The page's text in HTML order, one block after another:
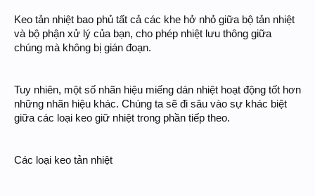
Keo tản nhiệt bao phủ tất cả các khe hở nhỏ giữa bộ tản nhiệt
và bộ phận xử lý của bạn, cho phép nhiệt lưu thông giữa
chúng mà không bị gián đoạn.
Tuy nhiên, một số nhãn hiệu miếng dán nhiệt hoạt động tốt hơn
những nhãn hiệu khác. Chúng ta sẽ đi sâu vào sự khác biệt
giữa các loại keo giữ nhiệt trong phần tiếp theo.
Các loại keo tản nhiệt